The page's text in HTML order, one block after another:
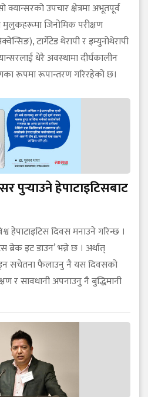
उपचार क्षेत्रमा अभूतपूर्व
जिनोमिक परीक्षण
टार्गेटेड थेरापी र इम्युनोथेरापी
धेरै अवस्थामा दीर्घकालीन
रूपमा रूपान्तरण गरिरहेको छ।
पुर्‍याउने हेपाटाइटिसबाट
हेपाटाइटिस दिवस मनाउने गरिन्छ ।
इट डाउन’ भन्ने छ । अर्थात्
सचेतना फैलाउनु नै यस दिवसको
र सावधानी अपनाउनु नै बुद्धिमानी